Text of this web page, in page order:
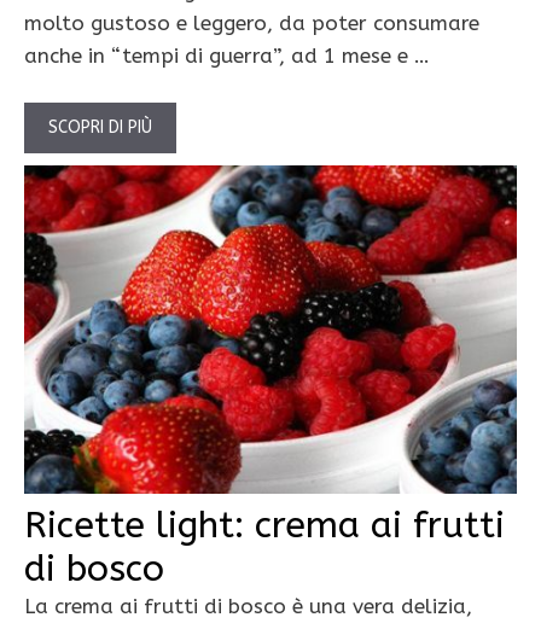
molto gustoso e leggero, da poter consumare
anche in “tempi di guerra”, ad 1 mese e …
SCOPRI DI PIÙ
Ricette light: crema ai frutti
di bosco
La crema ai frutti di bosco è una vera delizia,